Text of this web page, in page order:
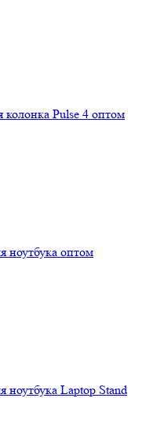
колонка Pulse 4 оптом
ноутбука оптом
ноутбука Laptop Stand